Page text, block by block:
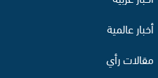
أخبار عالمية
مقالات رأي